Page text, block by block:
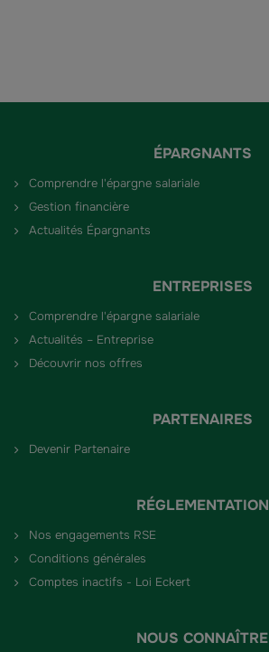
ÉPARGNANTS
Comprendre l'épargne salariale
Gestion financière
Actualités Épargnants
ENTREPRISES
Comprendre l'épargne salariale
Actualités – Entreprise
Découvrir nos offres
PARTENAIRES
Devenir Partenaire
RÉGLEMENTATION
Nos engagements RSE
Conditions générales
Comptes inactifs - Loi Eckert
NOUS CONNAÎTRE